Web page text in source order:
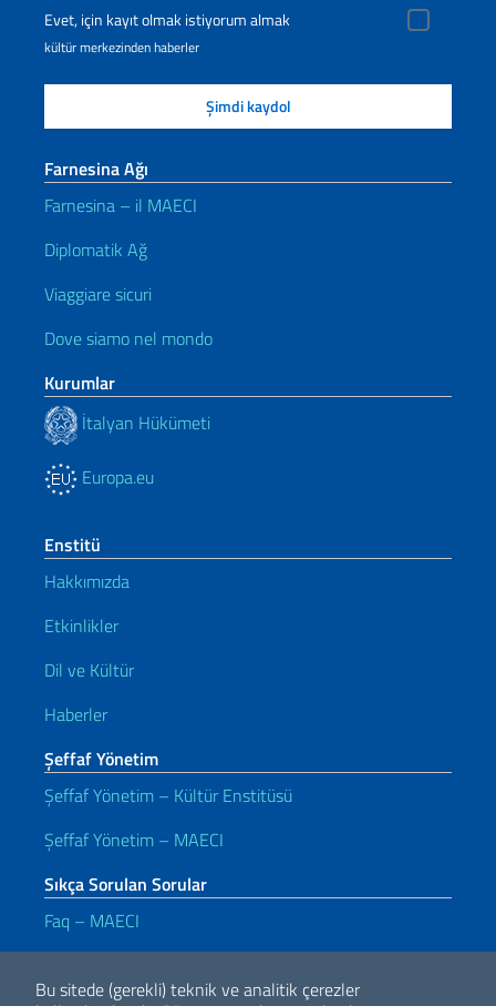
Bu sitede (gerekli) teknik ve analitik çerezler
Evet, için kayıt olmak istiyorum almak
kültür merkezinden haberler
Farnesina Ağı
Farnesina – il MAECI
Diplomatik Ağ
Viaggiare sicuri
Dove siamo nel mondo
Kurumlar
İtalyan Hükümeti
Europa.eu
Enstitü
Hakkımızda
Etkinlikler
Dil ve Kültür
Haberler
Şeffaf Yönetim
Şeffaf Yönetim – Kültür Enstitüsü
Şeffaf Yönetim – MAECI
Sıkça Sorulan Sorular
Faq – MAECI
Kullanışlı bağlantılar
Note legaliPrivacy e cookie policyDichiarazione di accessibilità